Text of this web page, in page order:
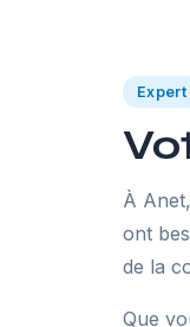
À
ont
de la
Que